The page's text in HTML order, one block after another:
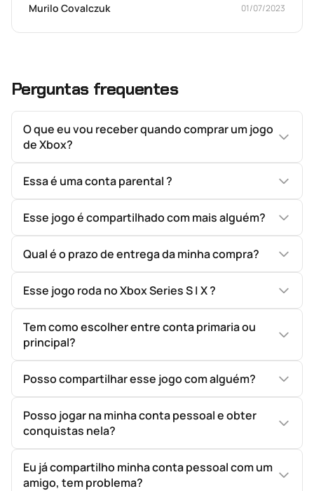
Murilo Covalczuk 01/07/2023
Perguntas frequentes
O que eu vou receber quando comprar um jogo
de Xbox?
Essa é uma conta parental ?
Esse jogo é compartilhado com mais alguém?
Qual é o prazo de entrega da minha compra?
Esse jogo roda no Xbox Series S | X ?
Tem como escolher entre conta primaria ou
principal?
Posso compartilhar esse jogo com alguém?
Posso jogar na minha conta pessoal e obter
conquistas nela?
Eu já compartilho minha conta pessoal com um
amigo, tem problema?